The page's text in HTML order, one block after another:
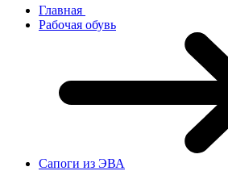
Главная
Рабочая обувь
Сапоги из ЭВА